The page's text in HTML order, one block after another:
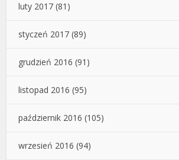
luty 2017 (81)
styczeń 2017 (89)
grudzień 2016 (91)
listopad 2016 (95)
październik 2016 (105)
wrzesień 2016 (94)